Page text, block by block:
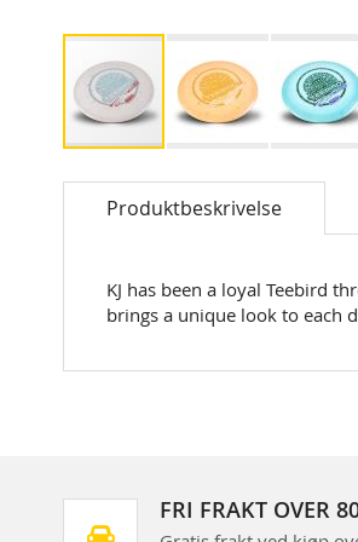
to
images
Produktbeskrivelse
KJ has been a loyal Teebird
brings a unique look to each
FRI FRAKT OVER